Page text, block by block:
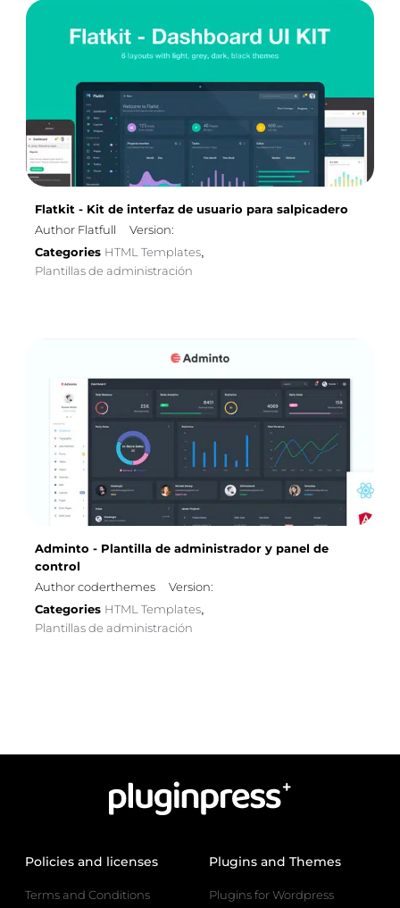
Flatkit - Kit de interfaz de usuario para salpicadero
Author Flatfull
Version:
Categories HTML Templates,
Plantillas de administración
Adminto - Plantilla de administrador y panel de
control
Author coderthemes
Version:
Categories HTML Templates,
Plantillas de administración
Policies and licenses
Terms and Conditions
Plugins and Themes
Plugins for Wordpress